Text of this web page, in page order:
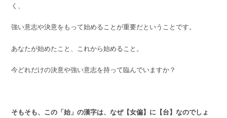
く、
強い意志や決意をもって始めることが重要だということです。
あなたが始めたこと、これから始めること。
今どれだけの決意や強い意志を持って臨んでいますか？
そもそも、この「始」の漢字は、なぜ【女偏】に【台】なのでしょ